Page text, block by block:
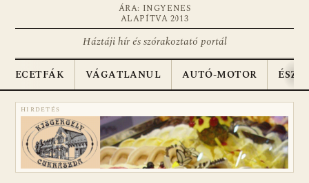
ÁRA: INGYENES
ALAPÍTVA 2013
Háztáji hír és szórakoztató portál
ECETFÁK VÁGATLANUL AUTÓ-MOTOR
HIRDETÉS